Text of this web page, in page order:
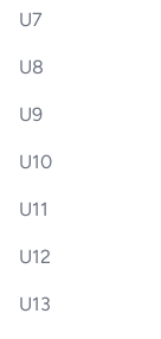
U7
U8
U9
U10
U11
U12
U13